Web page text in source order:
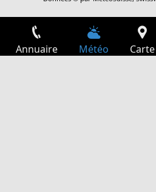
Annuaire Météo Carte